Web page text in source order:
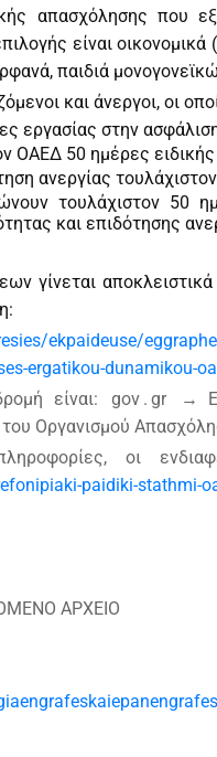
απασχόλησης που
είναι
παιδιά
και άνεργοι, οι
εργασίας στην
ΟΑΕΔ 50 ημέρες
ανεργίας
τουλάχιστον 50
και επιδότησης
γίνεται
ekpaideuse/
ergatikou-dunamikou-
είναι:
gov . gr
→
Οργανισμού
οι
paidiki-stathmi-
ΑΡΧΕΙΟ